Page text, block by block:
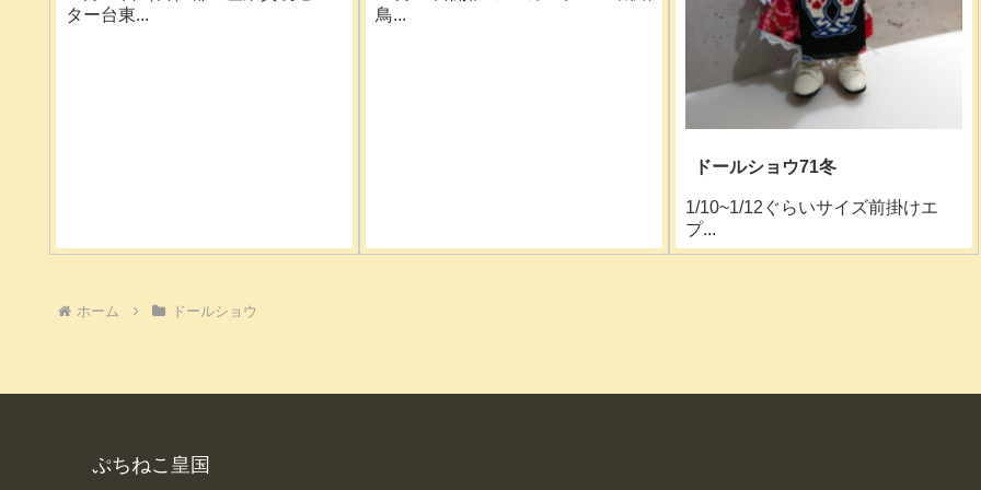
ター台東...
鳥...
ドールショウ71冬
1/10~1/12ぐらいサイズ前掛けエ
プ...
ホーム ドールショウ
ぷちねこ皇国